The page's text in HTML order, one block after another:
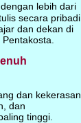
lebih dari
secara pribadi
dan dekan di
dan kekerasan
dan
tinggi.